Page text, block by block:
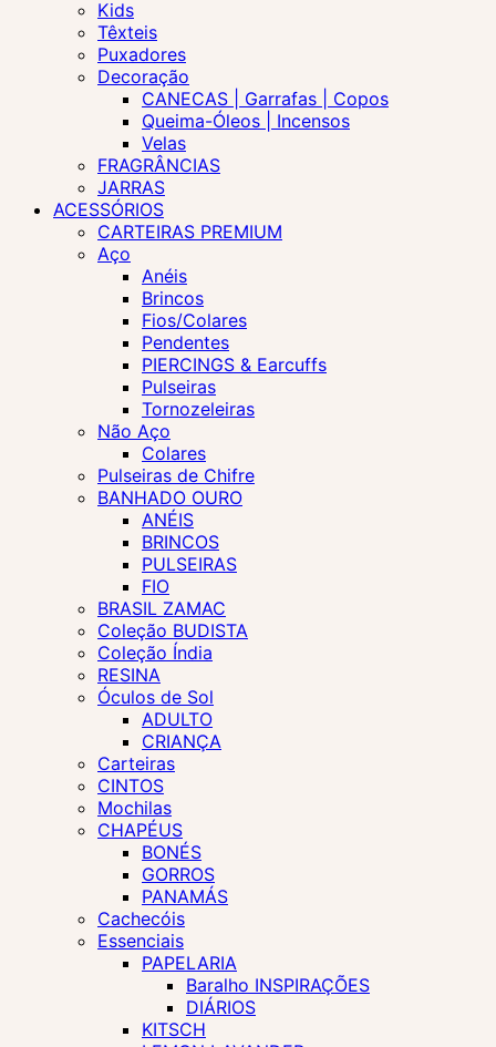
Kids
Têxteis
Puxadores
Decoração
CANECAS | Garrafas | Copos
Queima-Óleos | Incensos
Velas
FRAGRÂNCIAS
JARRAS
ACESSÓRIOS
CARTEIRAS PREMIUM
Aço
Anéis
Brincos
Fios/Colares
Pendentes
PIERCINGS & Earcuffs
Pulseiras
Tornozeleiras
Não Aço
Colares
Pulseiras de Chifre
BANHADO OURO
ANÉIS
BRINCOS
PULSEIRAS
FIO
BRASIL ZAMAC
Coleção BUDISTA
Coleção Índia
RESINA
Óculos de Sol
ADULTO
CRIANÇA
Carteiras
CINTOS
Mochilas
CHAPÉUS
BONÉS
GORROS
PANAMÁS
Cachecóis
Essenciais
PAPELARIA
Baralho INSPIRAÇÕES
DIÁRIOS
KITSCH